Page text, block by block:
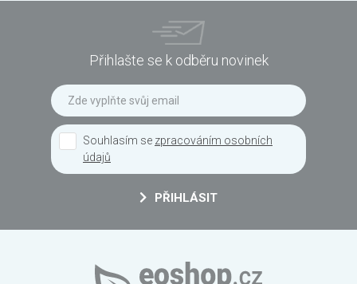
Přihlašte se k odběru novinek
Souhlasím se zpracováním osobních
údajů
PŘIHLÁSIT